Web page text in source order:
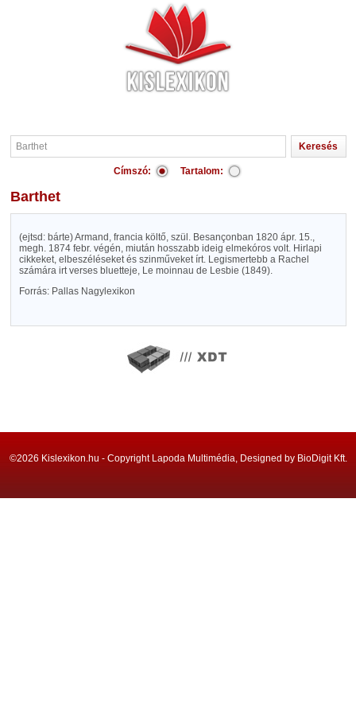
Címszó: Tartalom:
Barthet
(ejtsd: bárte) Armand, francia költő, szül. Besançonban 1820 ápr. 15.,
megh. 1874 febr. végén, miután hosszabb ideig elmekóros volt. Hirlapi
cikkeket, elbeszéléseket és szinműveket írt. Legismertebb a Rachel
számára irt verses bluetteje, Le moinnau de Lesbie (1849).
Forrás: Pallas Nagylexikon
©2026 Kislexikon.hu - Copyright Lapoda Multimédia, Designed by BioDigit Kft.